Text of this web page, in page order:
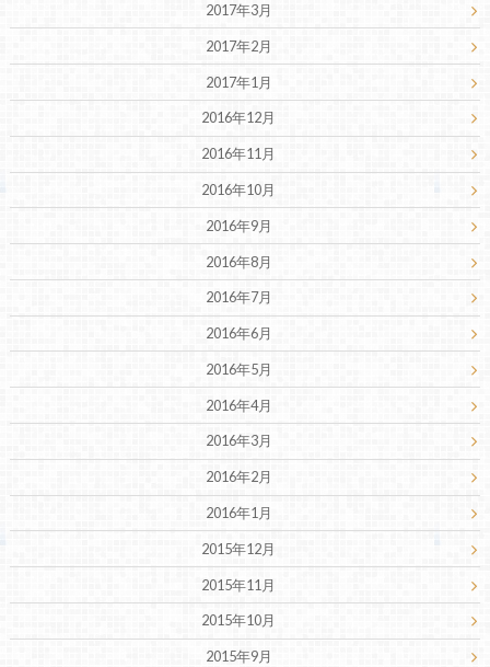
2017年3月
2017年2月
2017年1月
2016年12月
2016年11月
2016年10月
2016年9月
2016年8月
2016年7月
2016年6月
2016年5月
2016年4月
2016年3月
2016年2月
2016年1月
2015年12月
2015年11月
2015年10月
2015年9月